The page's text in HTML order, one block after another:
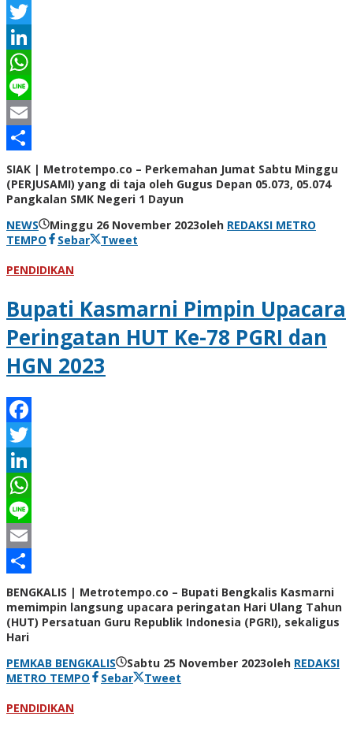
Facebook
Twitter
LinkedIn
WhatsApp
Line
Email
Share
SIAK | Metrotempo.co – Perkemahan Jumat Sabtu Minggu
(PERJUSAMI) yang di taja oleh Gugus Depan 05.073, 05.074
Pangkalan SMK Negeri 1 Dayun
NEWS
Minggu 26 November 2023oleh REDAKSI METRO
TEMPO
Sebar
Tweet
PENDIDIKAN
Bupati Kasmarni Pimpin Upacara
Peringatan HUT Ke-78 PGRI dan
HGN 2023
Facebook
Twitter
LinkedIn
WhatsApp
Line
Email
Share
BENGKALIS | Metrotempo.co – Bupati Bengkalis Kasmarni
memimpin langsung upacara peringatan Hari Ulang Tahun
(HUT) Persatuan Guru Republik Indonesia (PGRI), sekaligus
Hari
PEMKAB BENGKALIS
Sabtu 25 November 2023oleh REDAKSI
METRO TEMPO
Sebar
Tweet
PENDIDIKAN